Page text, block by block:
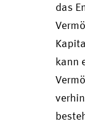
das
kann